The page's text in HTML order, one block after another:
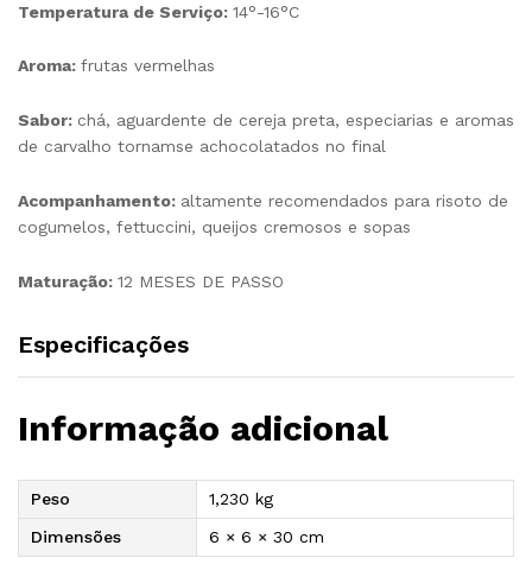
Temperatura de Serviço: 14°-16°C
Aroma: frutas vermelhas
Sabor: chá, aguardente de cereja preta, especiarias e aromas
de carvalho tornamse achocolatados no final
Acompanhamento: altamente recomendados para risoto de
cogumelos, fettuccini, queijos cremosos e sopas
Maturação: 12 MESES DE PASSO
Especificações
Informação adicional
Peso
1,230 kg
Dimensões
6 × 6 × 30 cm